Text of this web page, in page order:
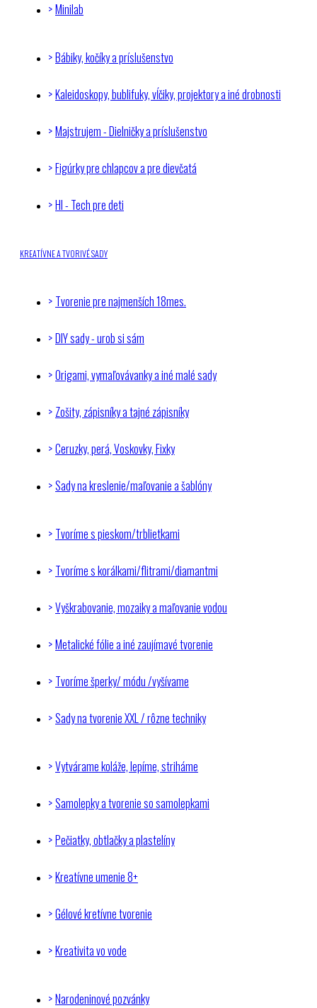
Minilab
Bábiky, kočíky a príslušenstvo
Kaleidoskopy, bublifuky, vĺčiky, projektory a iné drobnosti
Majstrujem - Dielničky a príslušenstvo
Figúrky pre chlapcov a pre dievčatá
HI - Tech pre deti
KREATÍVNE A TVORIVÉ SADY
Tvorenie pre najmenších 18mes.
DIY sady - urob si sám
Origami, vymaľovávanky a iné malé sady
Zošity, zápisníky a tajné zápisníky
Ceruzky, perá, Voskovky, Fixky
Sady na kreslenie/maľovanie a šablóny
Tvoríme s pieskom/trblietkami
Tvoríme s korálkami/flitrami/diamantmi
Vyškrabovanie, mozaiky a maľovanie vodou
Metalické fólie a iné zaujímavé tvorenie
Tvoríme šperky/ módu /vyšívame
Sady na tvorenie XXL / rôzne techniky
Vytvárame koláže, lepíme, striháme
Samolepky a tvorenie so samolepkami
Pečiatky, obtlačky a plastelíny
Kreatívne umenie 8+
Gélové kretívne tvorenie
Kreativita vo vode
Narodeninové pozvánky